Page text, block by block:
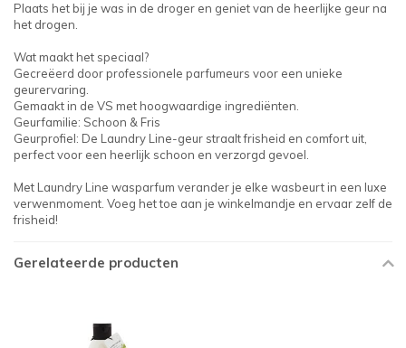
Plaats het bij je was in de droger en geniet van de heerlijke geur na
het drogen.
Wat maakt het speciaal?
Gecreëerd door professionele parfumeurs voor een unieke
geurervaring.
Gemaakt in de VS met hoogwaardige ingrediënten.
Geurfamilie: Schoon & Fris
Geurprofiel: De Laundry Line-geur straalt frisheid en comfort uit,
perfect voor een heerlijk schoon en verzorgd gevoel.
Met Laundry Line wasparfum verander je elke wasbeurt in een luxe
verwenmoment. Voeg het toe aan je winkelmandje en ervaar zelf de
frisheid!
Gerelateerde producten